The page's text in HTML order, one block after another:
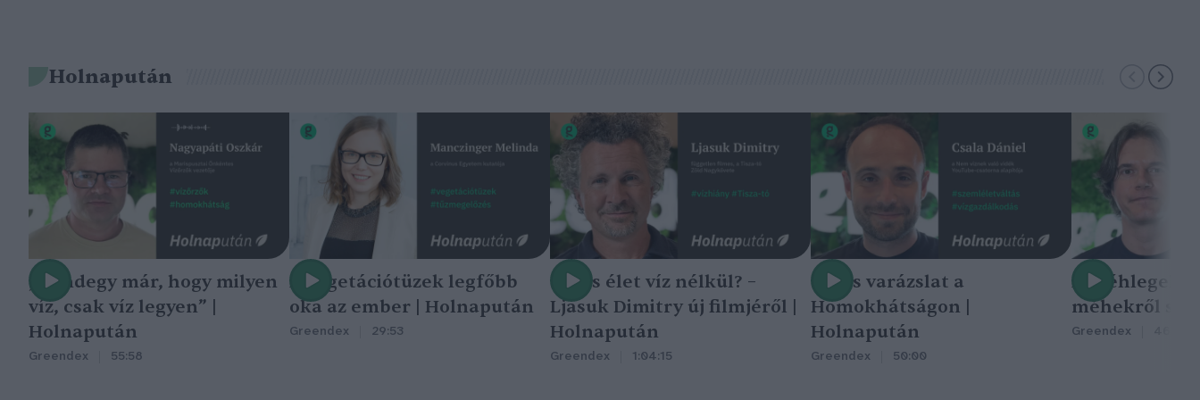
Holnapután
„Mindegy már, hogy milyen
víz, csak víz legyen” |
Holnapután
Greendex 55:58
A vegetációtüzek legfőbb
oka az ember | Holnapután
Greendex 29:53
Nincs élet víz nélkül? –
Ljasuk Dimitry új filmjéről |
Holnapután
Greendex 1:04:15
Nincs varázslat a
Homokhátságon |
Holnapután
Greendex 50:00
A méhlegelő
méhekről
Greendex